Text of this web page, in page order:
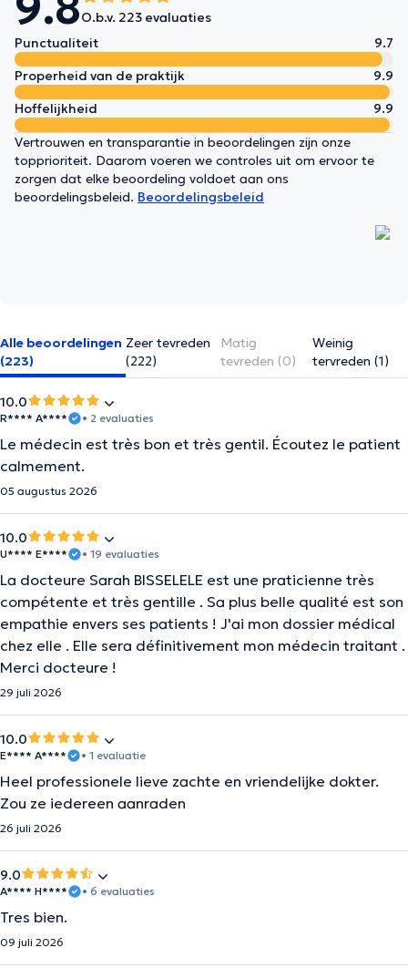
O.b.v. 223 evaluaties
Punctualiteit
9.7
Properheid van de praktijk
9.9
Hoffelijkheid
9.9
Vertrouwen en transparantie in beoordelingen zijn onze
topprioriteit. Daarom voeren we controles uit om ervoor te
zorgen dat elke beoordeling voldoet aan ons
beoordelingsbeleid. Beoordelingsbeleid
Alle beoordelingen
(223)
Zeer tevreden
(222)
Matig
tevreden (0)
Weinig
tervreden (1)
10.0
R**** A**** • 2 evaluaties
Le médecin est très bon et très gentil. Écoutez le patient
calmement.
05 augustus 2026
10.0
U**** E**** • 19 evaluaties
La docteure Sarah BISSELELE est une praticienne très
compétente et très gentille . Sa plus belle qualité est son
empathie envers ses patients ! J'ai mon dossier médical
chez elle . Elle sera définitivement mon médecin traitant .
Merci docteure !
29 juli 2026
10.0
E**** A**** • 1 evaluatie
Heel professionele lieve zachte en vriendelijke dokter.
Zou ze iedereen aanraden
26 juli 2026
9.0
A**** H**** • 6 evaluaties
Tres bien.
09 juli 2026